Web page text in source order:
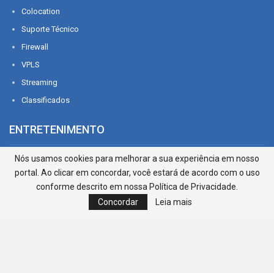
Colocation
Suporte Técnico
Firewall
VPLS
Streaming
Classificados
ENTRETENIMENTO
Agenda
Promoções
Nós usamos cookies para melhorar a sua experiência em nosso
portal. Ao clicar em concordar, você estará de acordo com o uso
conforme descrito em nossa Política de Privacidade.
Concordar
Leia mais